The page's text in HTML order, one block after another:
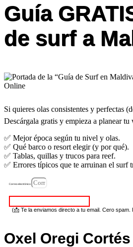
Guía
de surf a
Si quieres olas consistentes y perfectas
Descárgala gratis y empieza a planear tu
✅ Mejor época según tu nivel y olas.
✅ Qué barco o resort elegir (y por qué).
✅ Tablas, quillas y trucos para reef.
✅ Errores típicos que te arruinan el surf
Correo electrónico
(📩 Te la enviamos directo a tu email. Cero
Oxel Oregi Cortés